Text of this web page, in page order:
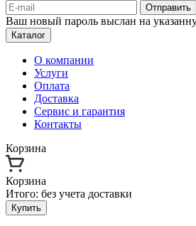
Отправить
Ваш новый пароль выслан на
Каталог
О компании
Услуги
Оплата
Доставка
Сервис и гарантия
Контакты
Корзина
Корзина
Итого: без учета доставки
Купить